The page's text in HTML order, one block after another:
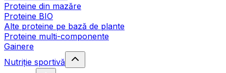
Proteine din mazăre
Proteine BIO
Alte proteine pe bază de plante
Proteine multi-componente
Gainere
Nutriție sportivă